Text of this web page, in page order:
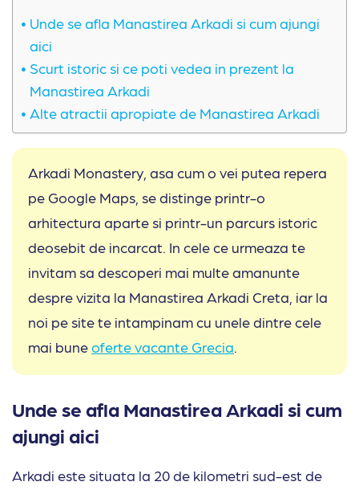
Unde se afla Manastirea Arkadi si cum ajungi
aici
Scurt istoric si ce poti vedea in prezent la
Manastirea Arkadi
Alte atractii apropiate de Manastirea Arkadi
Arkadi Monastery, asa cum o vei putea repera
pe Google Maps, se distinge printr-o
arhitectura aparte si printr-un parcurs istoric
deosebit de incarcat. In cele ce urmeaza te
invitam sa descoperi mai multe amanunte
despre vizita la Manastirea Arkadi Creta, iar la
noi pe site te intampinam cu unele dintre cele
mai buneoferte vacante Grecia
Unde se afla Manastirea Arkadi si cum
ajungi aici
Arkadi este situata la 20 de kilometri sud-est de